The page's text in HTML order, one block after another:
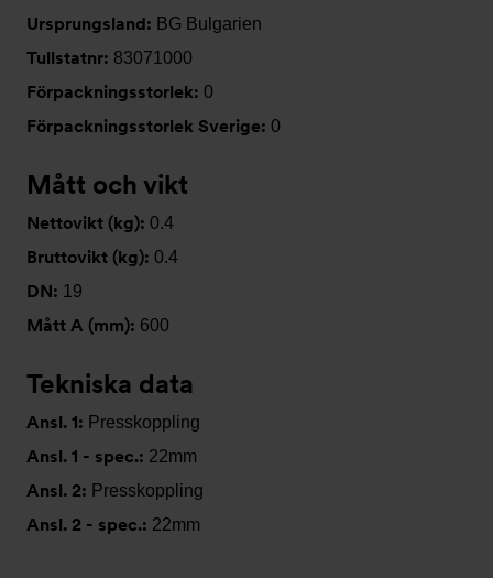
Ursprungsland: BG Bulgarien
Tullstatnr: 83071000
Förpackningsstorlek: 0
Förpackningsstorlek Sverige: 0
Mått och vikt
Nettovikt (kg): 0.4
Bruttovikt (kg): 0.4
DN: 19
Mått A (mm): 600
Tekniska data
Ansl. 1: Presskoppling
Ansl. 1 - spec.: 22mm
Ansl. 2: Presskoppling
Ansl. 2 - spec.: 22mm